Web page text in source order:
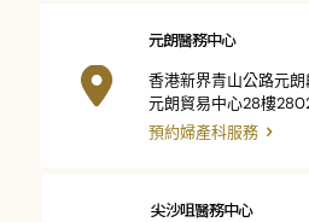
元朗醫務中心
香港新界青山公路元
元朗貿易中心28樓
預約婦產科服務
尖沙咀醫務中心